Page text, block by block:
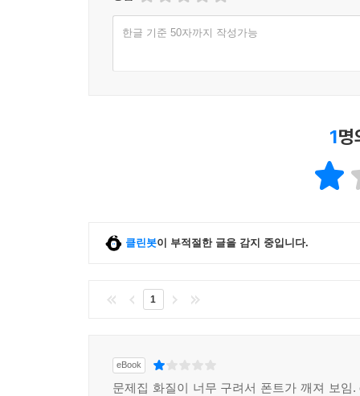
한글 기준 50자까지 작성가능
1명
클린봇이 부적절한 글을 감지 중입니다.
1
eBook
문제집 화질이 너무 구려서 폰트가 깨져 보임